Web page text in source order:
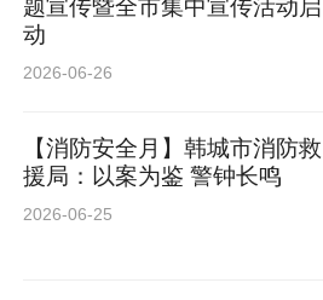
题宣传暨全市集中宣传活动启
动
2026-06-26
【消防安全月】韩城市消防救
援局：以案为鉴 警钟长鸣
2026-06-25